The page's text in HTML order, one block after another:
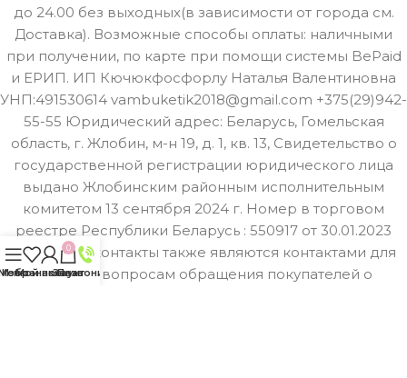
до 24.00 без выходных(в зависимости от города см.
Доставка). Возможные способы оплаты: наличными
при получении, по карте при помощи системы BePaid
и ЕРИП. ИП Кючюкфосфорлу Наталья Валентиновна
УНП:491530614 vambuketik2018@gmail.com +375(29)942-
55-55 Юридический адрес: Беларусь, Гомельская
область, г. Жлобин, м-н 19, д. 1, кв. 13, Свидетельство о
государственной регистрации юридического лица
выдано Жлобинским районным исполнительным
комитетом 13 сентября 2024 г. Номер в торговом
реестре Республики Беларусь : 550917 от 30.01.2023
Указанные контакты также являются контактами для
связи по вопросам обращения покупателей о
Избранное
Мой аккаунт
0
Заказ
Позвонить